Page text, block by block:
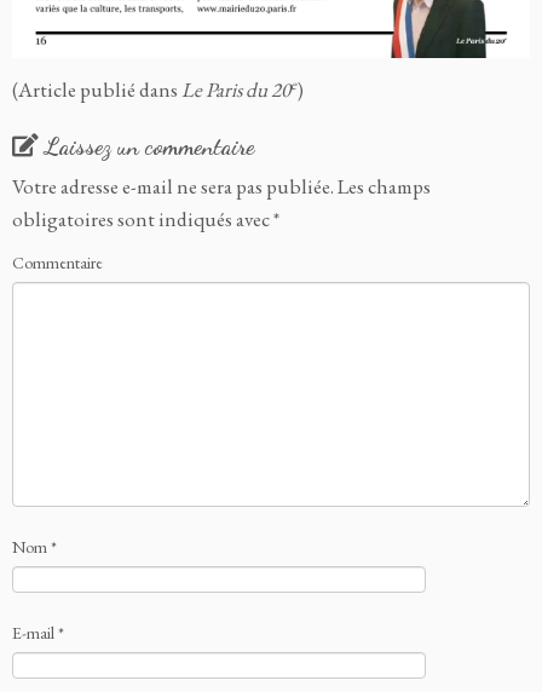
(Article publié dansLe Paris du 20e)
Laissez un commentaire
Votre adresse e-mail ne sera pas publiée.Les champs
obligatoires sont indiqués avec*
Commentaire
Nom*
E-mail*